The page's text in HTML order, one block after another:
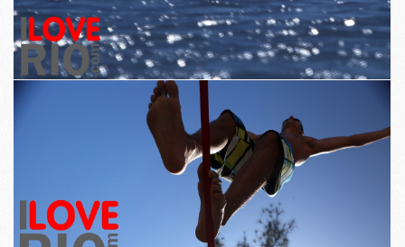
Ei kulmat leikataan kaapata liikkeen, väri ja erottuva kauneuden